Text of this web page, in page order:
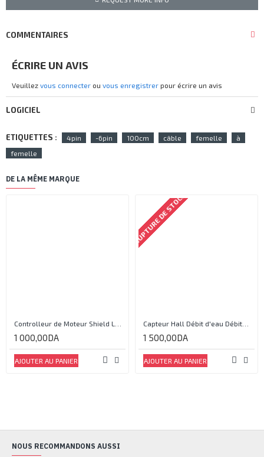
COMMENTAIRES
ÉCRIRE UN AVIS
Veuillez vous connecter ou vous enregistrer pour écrire un avis
LOGICIEL
ETIQUETTES : 4pin -6pin 100cm câble femelle
à
femelle
DE LA MÊME MARQUE
1 000,00DA
AJOUTER AU PANIER
RUPTURE DE STOCK
Capteur Hall Débit d'eau Débitmètre Contrôle 1-30L Eau / min 1.75MPa
1 500,00DA
AJOUTER AU PANIER
NOUS RECOMMANDONS AUSSI